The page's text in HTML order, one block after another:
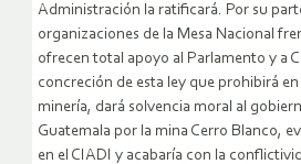
Administración la ratificará. Por su
organizaciones de la Mesa Nacional
ofrecen total apoyo al Parlamento y a
concreción de esta ley que prohibirá
minería, dará solvencia moral al
Guatemala por la mina Cerro Blanco,
en el CIADI y acabaría con la